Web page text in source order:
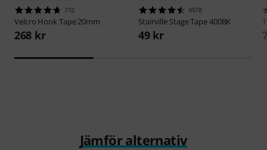
712
Velcro Hook Tape 20mm
268 kr
4578
Stairville Stage Tape 400BK
49 kr
Jämför alternativ